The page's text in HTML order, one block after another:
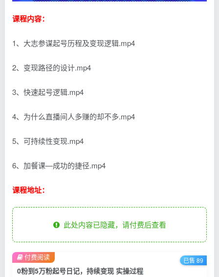
课程内容：
1、大志参谋起号历程及变现逻辑.mp4
2、变现路径的设计.mp4
3、快速起号逻辑.mp4
4、为什么直播间人多赚的却不多.mp4
5、可持续性变现.mp4
6、加餐课—成功的捷径.mp4
课程地址：
此处内容已隐藏，请付费后查看
0粉到5万粉起号日记，持续变现 实操过程
付费阅读 已售 89